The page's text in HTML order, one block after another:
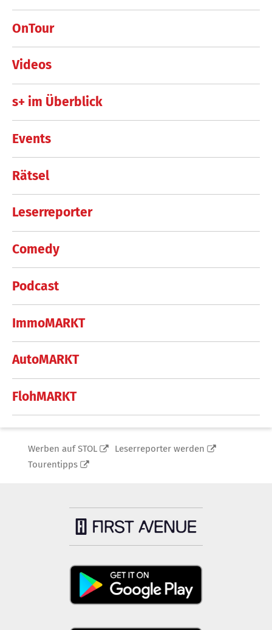
OnTour
Videos
s+ im Überblick
Events
Rätsel
Leserreporter
Comedy
Podcast
ImmoMARKT
AutoMARKT
FlohMARKT
Werben auf STOL
Leserreporter werden
Tourentipps